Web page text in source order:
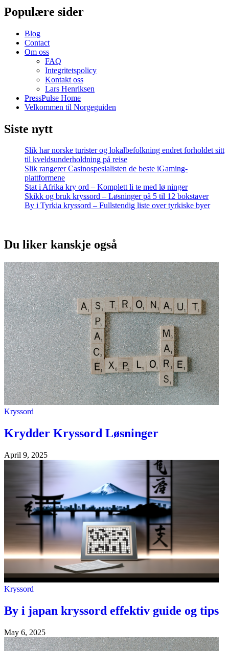
Populære sider
Blog
Contact
Om oss
FAQ
Integritetspolicy
Kontakt oss
Lars Henriksen
PressPulse Home
Velkommen til Norgeguiden
Siste nytt
Slik har norske turister og lokalbefolkning endret forholdet sitt
til kveldsunderholdning på reise
Slik rangerer Casinospesialisten de beste iGaming-
plattformene
Stat i Afrika kry ord – Komplett li te med lø ninger
Skikk og bruk kryssord – Løsninger på 5 til 12 bokstaver
By i Tyrkia kryssord – Fullstendig liste over tyrkiske byer
Du liker kanskje også
Kryssord
Krydder Kryssord Løsninger
April 9, 2025
Kryssord
By i japan kryssord effektiv guide og tips
May 6, 2025